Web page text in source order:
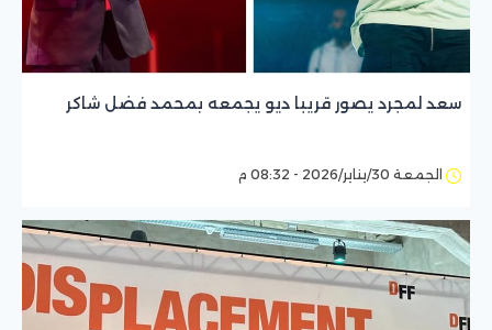
سعد لمجرد يصور قريبا ديو يجمعه بمحمد فضل شاكر
الجمعة 30/يناير/2026 - 08:32 م